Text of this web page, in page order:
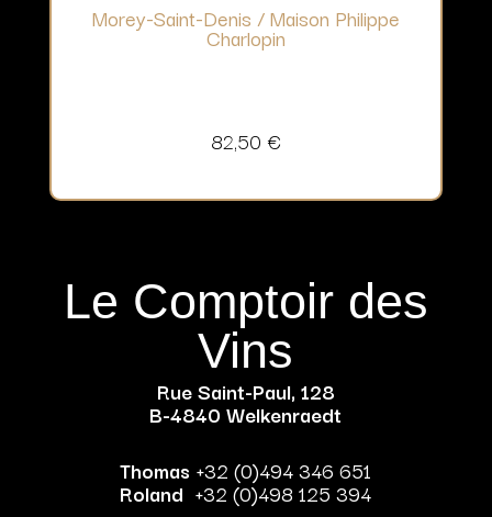
Morey-Saint-Denis / Maison Philippe
Charlopin
82,50 €
Le Comptoir des
Vins
Rue Saint-Paul, 128
B-4840 Welkenraedt
Thomas +32 (0)494 346 651
Roland +32 (0)498 125 394